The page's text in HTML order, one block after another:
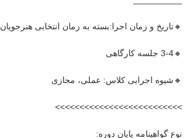
🔸تاریخ و زمان اجرا:بسته به زمان انتخابی هنرجویان
🔸3-4 جلسه کارگاهی
🔸شیوه اجرایی کلاس: عملی، مجازی
>>>>>>>>>>>>>>>>>>>>>>>>>>
نوع گواهینامه پایان دوره: